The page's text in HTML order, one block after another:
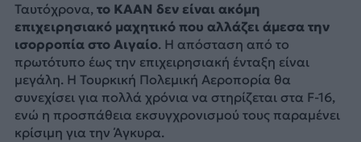
Ταυτόχρονα, το KAAN δεν είναι ακόμη
επιχειρησιακό μαχητικό που αλλάζει άμεσα την
ισορροπία στο Αιγαίο. Η απόσταση από το
πρωτότυπο έως την επιχειρησιακή ένταξη είναι
μεγάλη. Η Τουρκική Πολεμική Αεροπορία θα
συνεχίσει για πολλά χρόνια να στηρίζεται στα F-16,
ενώ η προσπάθεια εκσυγχρονισμού τους παραμένει
κρίσιμη για την Άγκυρα.